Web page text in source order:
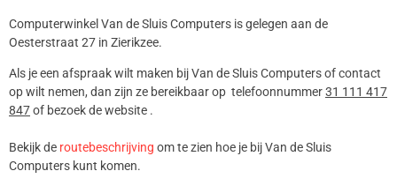
Computerwinkel Van de Sluis Computers is gelegen aan de
Oesterstraat 27 in Zierikzee.
Als je een afspraak wilt maken bij Van de Sluis Computers of contact
op wilt nemen, dan zijn ze bereikbaar op telefoonnummer31 111 417
847of bezoek de website .
Bekijk de routebeschrijving om te zien hoe je bij Van de Sluis
Computers kunt komen.